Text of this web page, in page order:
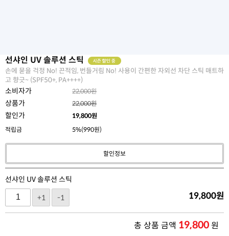
선샤인 UV 솔루션 스틱
손에 묻을 걱정 No! 끈적임, 번들거림 No! 사용이 간편한 자외선 차단 스틱 매트하
고 향긋~ (SPF50+, PA++++)
소비자가 22,000원
상품가 22,000원
할인가 19,800원
적립금
5%(990원)
할인정보
선샤인 UV 솔루션 스틱
+1
-1 19,800원
총 상품 금액 19,800원